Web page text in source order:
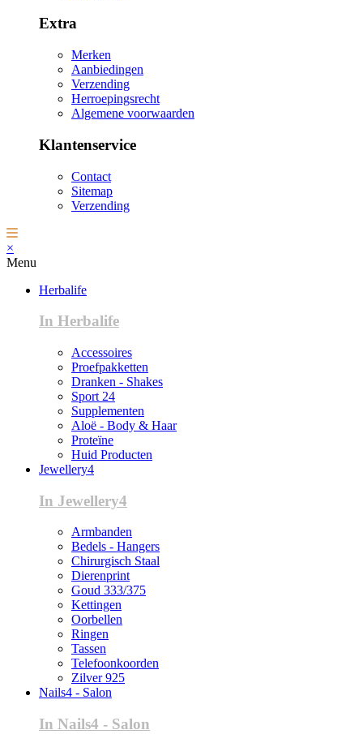
Extra
Merken
Aanbiedingen
Verzending
Herroepingsrecht
Algemene voorwaarden
Klantenservice
Contact
Sitemap
Verzending
×
Menu
Herbalife
In Herbalife
Accessoires
Proefpakketten
Dranken - Shakes
Sport 24
Supplementen
Aloë - Body & Haar
Proteïne
Huid Producten
Jewellery4
In Jewellery4
Armbanden
Bedels - Hangers
Chirurgisch Staal
Dierenprint
Goud 333/375
Kettingen
Oorbellen
Ringen
Tassen
Telefoonkoorden
Zilver 925
Nails4 - Salon
In Nails4 - Salon